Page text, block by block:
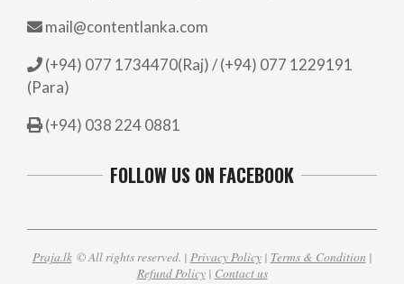
mail@contentlanka.com
(+94) 077 1734470(Raj) / (+94) 077 1229191
(Para)
(+94) 038 224 0881
FOLLOW US ON FACEBOOK
Praja.lk© All rights reserved. | Privacy Policy| Terms & Condition |
Refund Policy| Contact us